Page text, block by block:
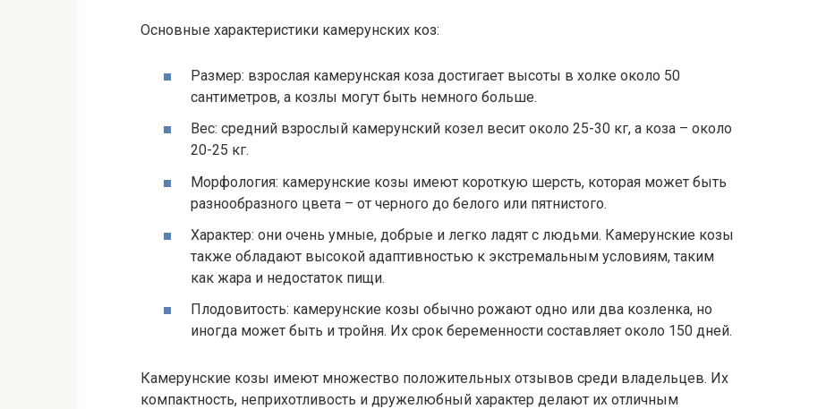
Основные характеристики камерунских коз:
Размер: взрослая камерунская коза достигает высоты в холке около 50
сантиметров, а козлы могут быть немного больше.
Вес: средний взрослый камерунский козел весит около 25-30 кг, а коза – около
20-25 кг.
Морфология: камерунские козы имеют короткую шерсть, которая может быть
разнообразного цвета – от черного до белого или пятнистого.
Характер: они очень умные, добрые и легко ладят с людьми. Камерунские козы
также обладают высокой адаптивностью к экстремальным условиям, таким
как жара и недостаток пищи.
Плодовитость: камерунские козы обычно рожают одно или два козленка, но
иногда может быть и тройня. Их срок беременности составляет около 150 дней.
Камерунские козы имеют множество положительных отзывов среди владельцев. Их
компактность, неприхотливость и дружелюбный характер делают их отличным